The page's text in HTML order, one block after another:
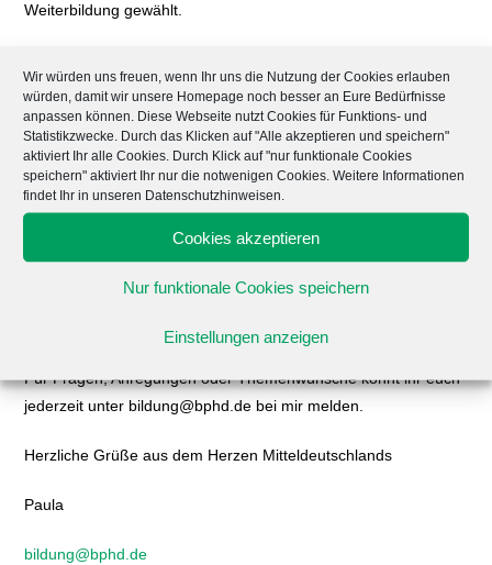
Wir würden uns freuen, wenn Ihr uns die Nutzung der Cookies erlauben
würden, damit wir unsere Homepage noch besser an Eure Bedürfnisse
anpassen können. Diese Webseite nutzt Cookies für Funktions- und
Statistikzwecke. Durch das Klicken auf "Alle akzeptieren und speichern"
aktiviert Ihr alle Cookies. Durch Klick auf "nur funktionale Cookies
speichern" aktiviert Ihr nur die notwenigen Cookies. Weitere Informationen
findet Ihr in unseren Datenschutzhinweisen.
Cookies akzeptieren
Nur funktionale Cookies speichern
Einstellungen anzeigen
Weiterbildung gewählt.
des BPhD für Studierende zuständig. Dabei plane und
koordiniere ich die Angebote auf unseren Veranstaltungen wie
demPharmaWeekendoder
derBVTund betreue außerdem unser Trainer*innen-
Netzwerk.
Ich freue mich darauf, gemeinsam mit dem Team neue Ideen
spannende Möglichkeiten zur persönlichen und
fachlichen Weiterentwicklung zu bieten.
Für Fragen, Anregungen oder Themenwünsche könnt ihr euch
jederzeit unter bildung@bphd.de bei mir melden.
Herzliche Grüße aus dem Herzen Mitteldeutschlands
Paula
bildung@bphd.de